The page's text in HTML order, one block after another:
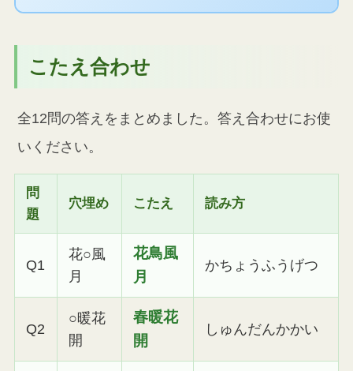
こたえ合わせ
全12問の答えをまとめました。答え合わせにお使
いください。
問
題
穴埋め こたえ 読み方
Q1
花○風
月
花鳥風
月
かちょうふうげつ
Q2
○暖花
開
春暖花
開
しゅんだんかかい